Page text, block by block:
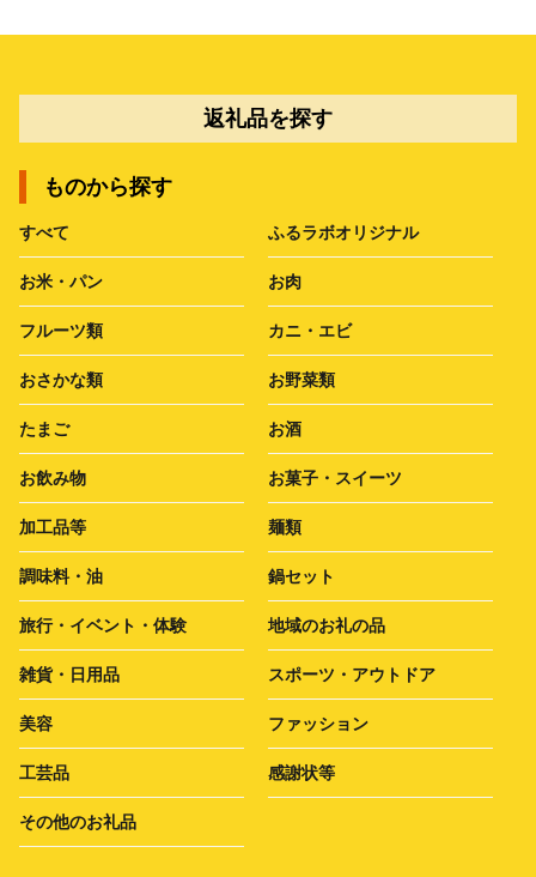
返礼品を探す
ものから探す
すべて ふるラボオリジナル
お米・パン お肉
フルーツ類 カニ・エビ
おさかな類 お野菜類
たまご お酒
お飲み物 お菓子・スイーツ
加工品等 麺類
調味料・油 鍋セット
旅行・イベント・体験 地域のお礼の品
雑貨・日用品 スポーツ・アウトドア
美容 ファッション
工芸品 感謝状等
その他のお礼品